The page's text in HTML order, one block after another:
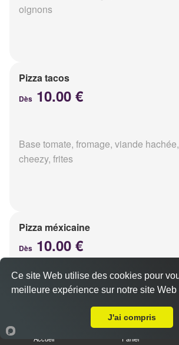
oignons
Pizza tacos
Dès 10.00 €
Base tomate, fromage, viande
cheezy, frites
Pizza méxicaine
Dès 10.00 €
Base sauce barbecue, fromage,
Accueil Panier
Ce site Web utilise des cookies pour
meilleure expérience sur notre site Web
J'ai compris